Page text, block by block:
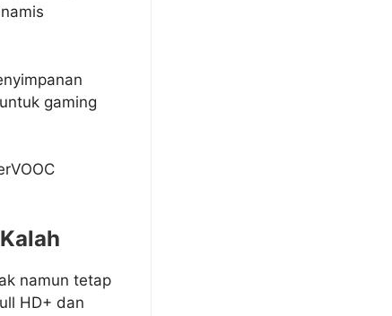
gaming
namun tetap
HD+ dan